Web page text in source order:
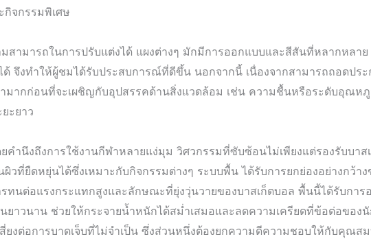
กิจกรรมพิเศษ
ามารถในการปรับแต่งได้ แผงต่างๆ มักมีการออกแบบและสีสันที่หลากหลาย
จึงทำให้ผู้ชมได้รับประสบการณ์ที่ดีขึ้น นอกจากนี้ เนื่องจากสามารถถอดประ
มากก่อนที่จะเผชิญกับอุปสรรคด้านสิ่งแวดล้อม เช่น ความชื้นหรือระดับอุณห
ะยาว
ำนึงถึงการใช้งานกีฬาหลายแง่มุม วิศวกรรมที่ซับซ้อนไม่เพียงแต่รองรับบาส
ที่ยืดหยุ่นได้ซึ่งเหมาะกับกิจกรรมต่างๆ ระบบพื้น ได้รับการยกย่องอย่างกว้าง
ทนต่อแรงกระแทกสูงและลักษณะที่ยุ่งวุ่นวายของบาสเก็ตบอล พื้นนี้ได้รับการ
าวนาน ช่วยให้กระจายน้ำหนักได้สม่ำเสมอและลดความเครียดที่ข้อต่อของ
สี่ยงต่อการบาดเจ็บที่ไม่จำเป็น ซึ่งส่วนหนึ่งต้องยกความดีความชอบให้กับคุณส